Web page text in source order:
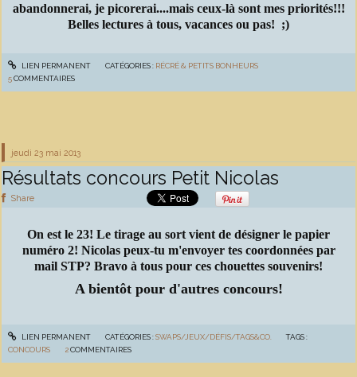
abandonnerai, je picorerai....mais ceux-là sont mes priorités!!!
Belles lectures à tous, vacances ou pas! ;)
LIEN PERMANENT CATÉGORIES : RÉCRÉ & PETITS BONHEURS
5COMMENTAIRES
jeudi 23 mai 2013
Résultats concours Petit Nicolas
Share
On est le 23! Le tirage au sort vient de désigner le papier
numéro 2! Nicolas peux-tu m'envoyer tes coordonnées par
mail STP? Bravo à tous pour ces chouettes souvenirs!
A bientôt pour d'autres concours!
LIEN PERMANENT CATÉGORIES :SWAPS/JEUX/DÉFIS/TAGS&CO.
TAGS :
CONCOURS
2 COMMENTAIRES